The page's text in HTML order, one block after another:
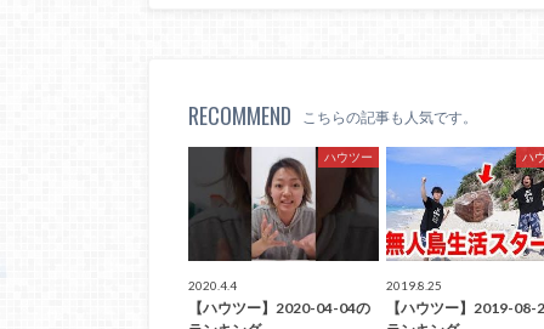
RECOMMEND こちらの記事も人気です。
ハウツー
2020.4.4
【ハウツー】2020-04-04の
ハ
2019.8.25
【ハウツー】2019-08-